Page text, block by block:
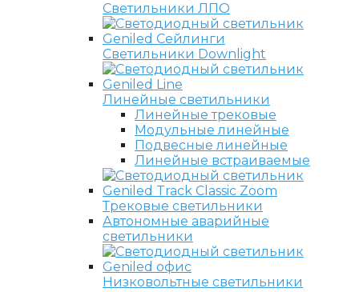
Светильники ЛПО
Светильники Downlight
Линейные светильники
Линейные трековые
Модульные линейные
Подвесные линейные
Линейные встраиваемые
Трековые светильники
Автономные аварийные
светильники
Низковольтные светильники